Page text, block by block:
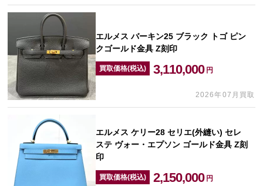
エルメス バーキン25 ブラック トゴ ピン
クゴールド金具 Z刻印
買取価格(税込) 3,110,000 円
2026年07月買取
エルメス ケリー28 セリエ(外縫い) セレ
ステ ヴォー・エプソン ゴールド金具 Z刻
印
買取価格(税込) 2,150,000 円